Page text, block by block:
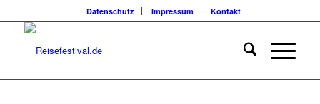
Datenschutz Impressum Kontakt